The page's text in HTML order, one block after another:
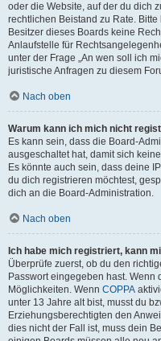
oder die Website, auf der du dich
rechtlichen Beistand zu Rate.
Besitzer dieses Boards keine
Anlaufstelle für
unter der Frage „An wen soll ich
juristische Anfragen zu diesem
Nach oben
Warum kann ich mich nicht
Es kann sein, dass die Board-
ausgeschaltet hat, damit sich
Es könnte auch sein, dass deine
du dich registrieren möchtest,
dich an die Board-Administration.
Nach oben
Ich habe mich registriert, kann
Überprüfe zuerst, ob du den
Passwort eingegeben hast. Wenn
Möglichkeiten. Wenn COPPA
unter 13 Jahre alt bist, musst du
Erziehungsberechtigten den
dies nicht der Fall ist, muss dein